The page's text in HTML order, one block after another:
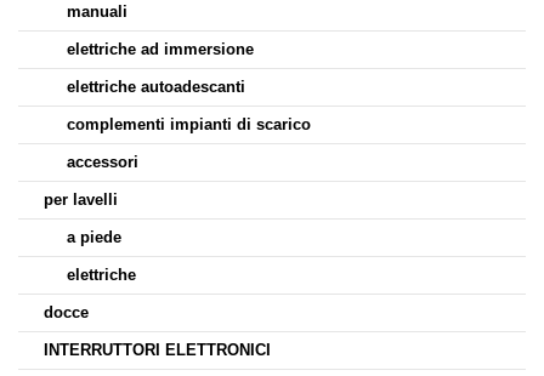
manuali
elettriche ad immersione
elettriche autoadescanti
complementi impianti di scarico
accessori
per lavelli
a piede
elettriche
docce
INTERRUTTORI ELETTRONICI